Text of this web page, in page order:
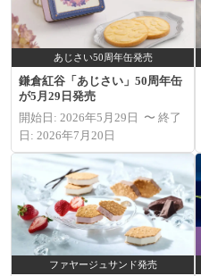
あじさい50周年缶発売
鎌倉紅谷「あじさい」50周年缶
が5月29日発売
開始日: 2026年5月29日 〜 終了
日: 2026年7月20日
ファヤージュサンド発売